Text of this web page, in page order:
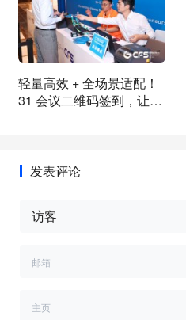
轻量高效 + 全场景适配！
31 会议二维码签到，让办
发表评论